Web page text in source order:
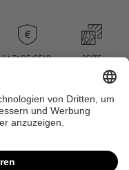
14 TAGE GELD-
BESTE
QUALITÄT